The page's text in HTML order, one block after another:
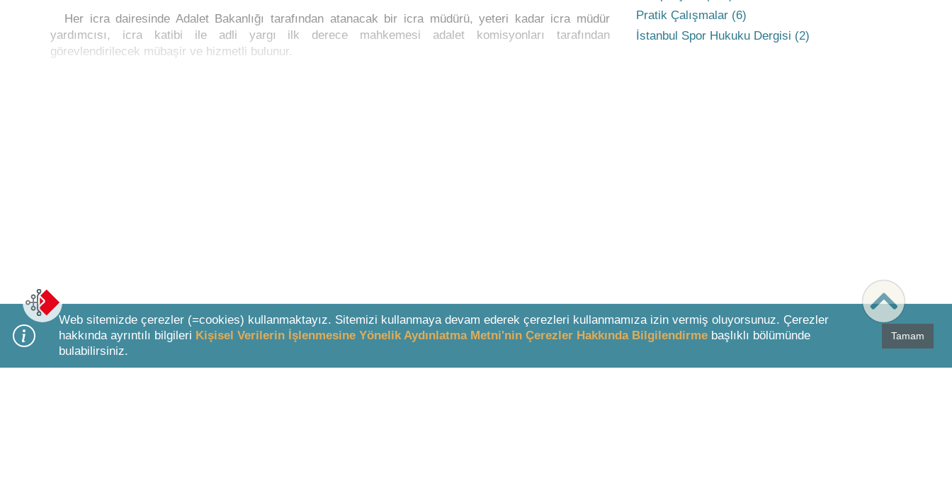
Her icra dairesinde Adalet Bakanlığı tarafından atanacak bir icra müdürü, yeteri kadar icra müdür
yardımcısı, icra katibi ile adli yargı ilk derece mahkemesi adalet komisyonları tarafından
görevlendirilecek mübaşir ve hizmetli bulunur.
Bottom Search Toolbar Highlight Text
Pratik Çalışmalar (6)
İstanbul Spor Hukuku Dergisi (2)
Web sitemizde çerezler (=cookies) kullanmaktayız. Sitemizi kullanmaya devam ederek çerezleri kullanmamıza izin vermiş oluyorsunuz. Çerezler
hakkında ayrıntılı bilgileri Kişisel Verilerin İşlenmesine Yönelik Aydınlatma Metni'nin Çerezler Hakkında Bilgilendirme başlıklı bölümünde
bulabilirsiniz.
Tamam